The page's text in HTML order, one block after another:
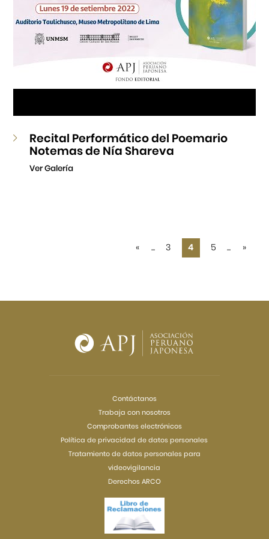
Recital Performático del Poemario
Notemas de Nía Shareva
Ver Galería
« ... 3 4 5 ... »
Contáctanos
Trabaja con nosotros
Comprobantes electrónicos
Política de privacidad de datos personales
Tratamiento de datos personales para
videovigilancia
Derechos ARCO